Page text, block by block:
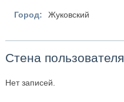
Город: Жуковский
Стена пользователя
Нет записей.